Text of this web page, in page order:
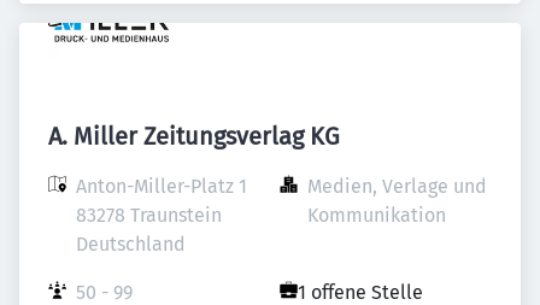
A. Miller Zeitungsverlag KG
Anton-Miller-Platz 1
83278 Traunstein
Deutschland
Medien, Verlage und
Kommunikation
50 - 99
1 offene Stelle